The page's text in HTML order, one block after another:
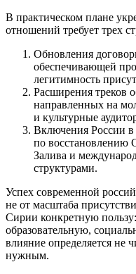
В практическом плане
отношений требует трех
Обновления
обеспечивающей
легитимность
Расширения треков
направленных на
и культурные
Включения России
по восстановлению
Залива и
структурами.
Успех современной
не от масштаба
Сирии конкретную
образовательную,
влияние определяется не
нужным.